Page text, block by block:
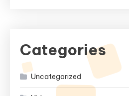
Categories
Uncategorized